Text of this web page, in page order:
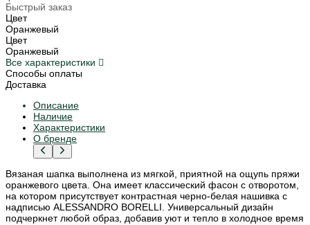
Быстрый заказ
Цвет
Оранжевый
Цвет
Оранжевый
Все характеристики
Способы оплаты
Доставка
Описание
Наличие
Характеристики
О бренде
Вязаная шапка выполнена из мягкой, приятной на ощупь пряжи
оранжевого цвета. Она имеет классический фасон с отворотом,
на котором присутствует контрастная черно-белая нашивка с
надписью ALESSANDRO BORELLI. Универсальный дизайн
подчеркнет любой образ, добавив уют и тепло в холодное время